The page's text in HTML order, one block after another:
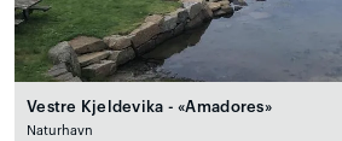
Vestre Kjeldevika - «Amadores»
Naturhavn